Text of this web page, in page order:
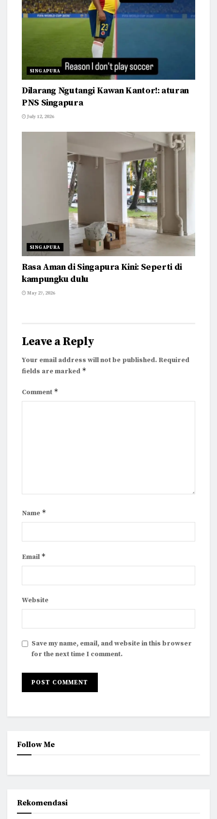
SINGAPURA
Dilarang Ngutangi Kawan Kantor!: aturan
PNS Singapura
July 12, 2026
SINGAPURA
Rasa Aman di Singapura Kini: Seperti di
kampungku dulu
May 27, 2026
Leave a Reply
Your email address will not be published. Required
fields are marked *
Comment *
Name *
Email *
Website
Save my name, email, and website in this browser
for the next time I comment.
Follow Me
Rekomendasi